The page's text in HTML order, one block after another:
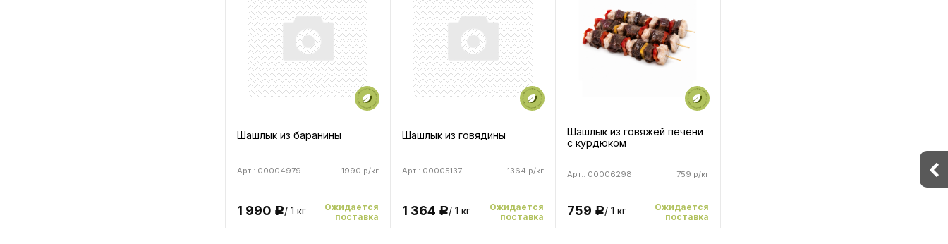
Шашлык из баранины
1990 р/кг
Арт.: 00004979
1 990 Р/ 1 кг
Ожидается
поставка
Шашлык из говядины
1364 р/кг
Арт.: 00005137
1 364 Р/ 1 кг
Ожидается
поставка
Шашлык из говяжей печени
с курдюком
759 р/кг
Арт.: 00006298
759 Р/ 1 кг
Ожидается
поставка